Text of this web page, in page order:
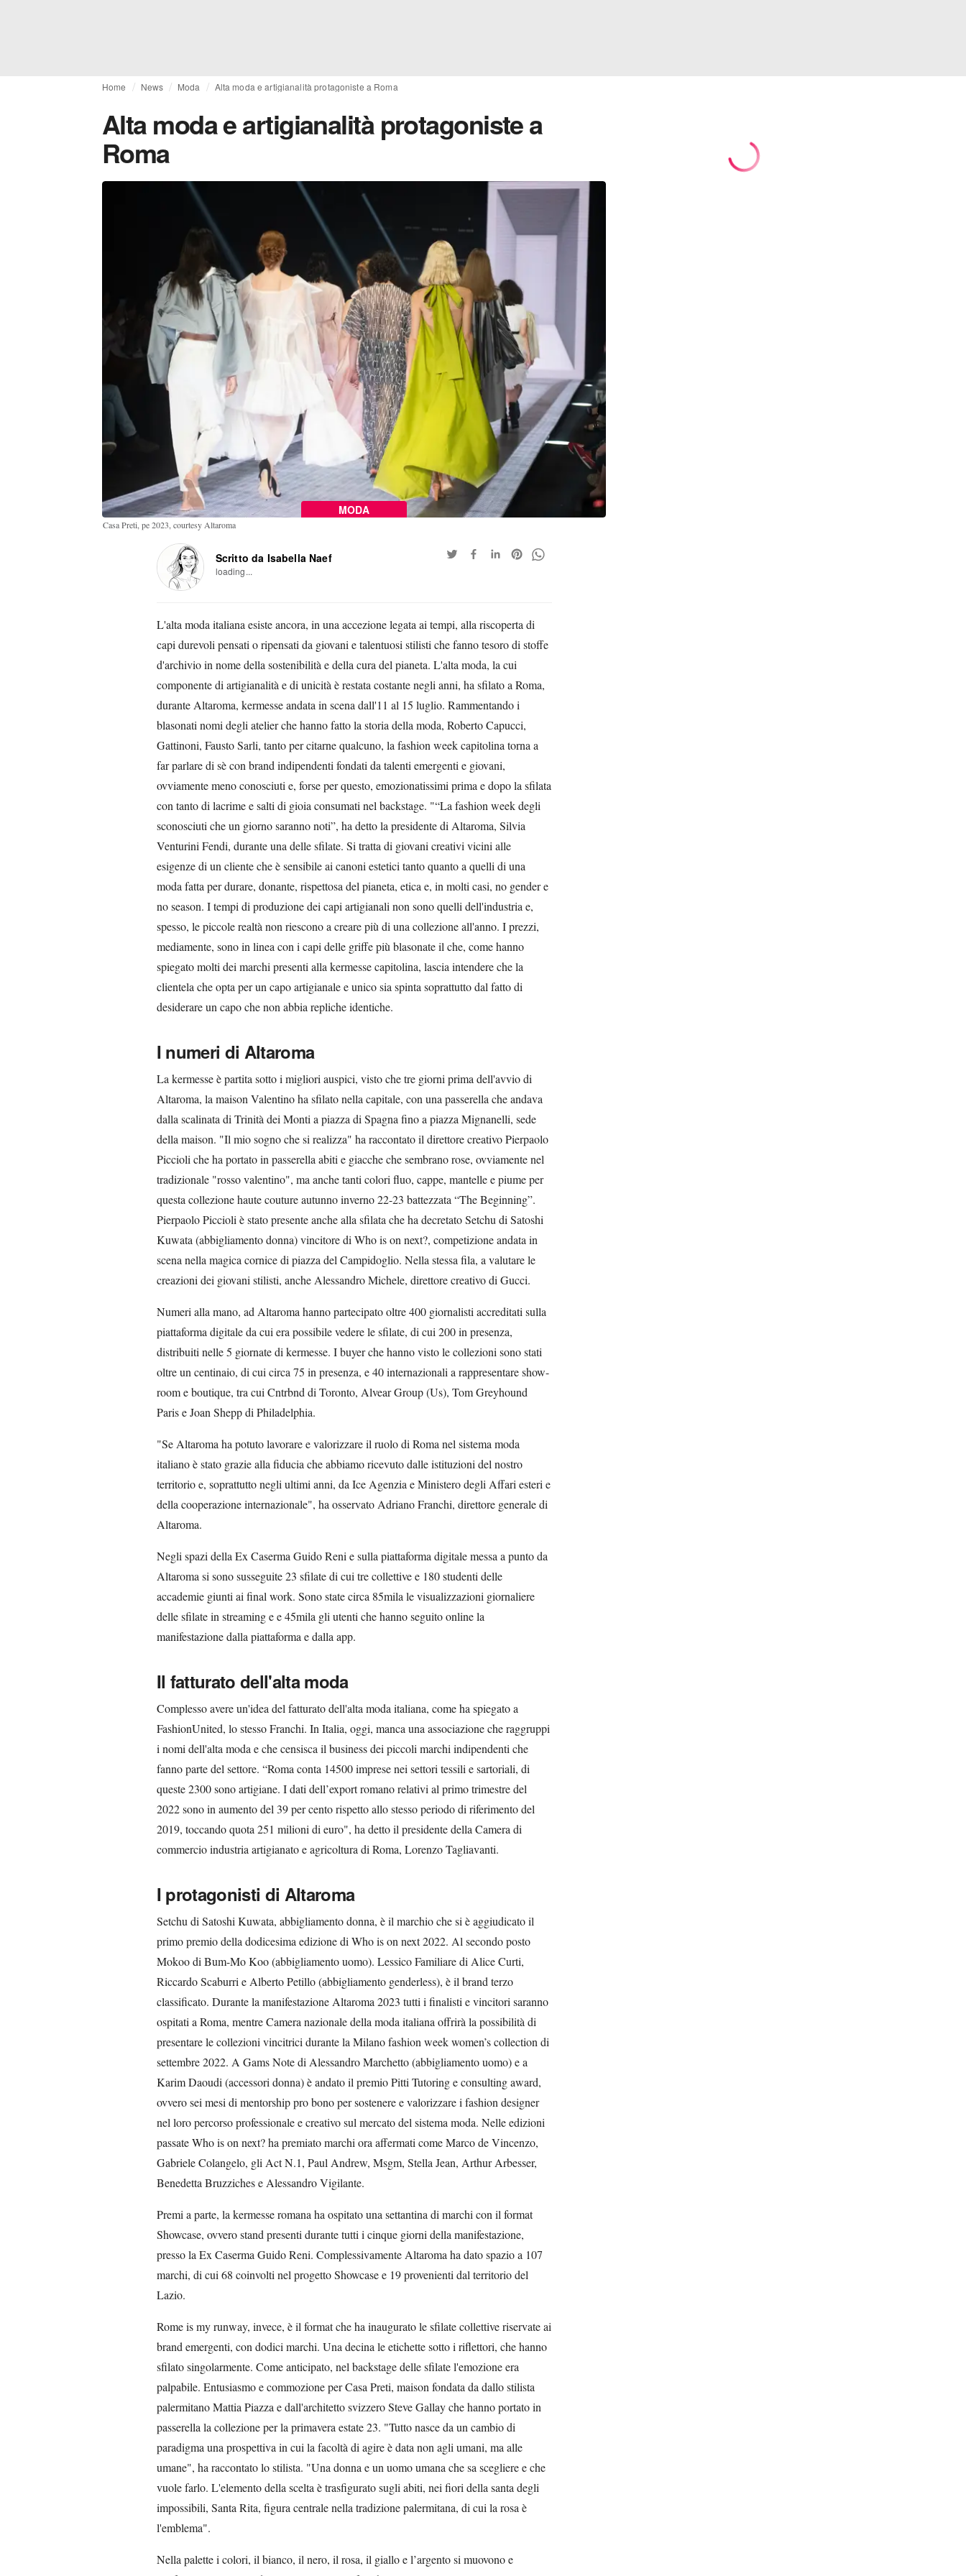
Home News Moda Alta moda e artigianalità protagoniste a Roma
Alta moda e artigianalità protagoniste a
Roma
MODA
Casa Preti, pe 2023, courtesy Altaroma
Scritto da Isabella Naef
loading...
L'alta moda italiana esiste ancora, in una accezione legata ai tempi, alla riscoperta di
capi durevoli pensati o ripensati da giovani e talentuosi stilisti che fanno tesoro di stoffe
d'archivio in nome della sostenibilità e della cura del pianeta. L'alta moda, la cui
componente di artigianalità e di unicità è restata costante negli anni, ha sfilato a Roma,
durante Altaroma, kermesse andata in scena dall'11 al 15 luglio. Rammentando i
blasonati nomi degli atelier che hanno fatto la storia della moda, Roberto Capucci,
Gattinoni, Fausto Sarli, tanto per citarne qualcuno, la fashion week capitolina torna a
far parlare di sè con brand indipendenti fondati da talenti emergenti e giovani,
ovviamente meno conosciuti e, forse per questo, emozionatissimi prima e dopo la sfilata
con tanto di lacrime e salti di gioia consumati nel backstage. "“La fashion week degli
sconosciuti che un giorno saranno noti”, ha detto la presidente di Altaroma, Silvia
Venturini Fendi, durante una delle sfilate. Si tratta di giovani creativi vicini alle
esigenze di un cliente che è sensibile ai canoni estetici tanto quanto a quelli di una
moda fatta per durare, donante, rispettosa del pianeta, etica e, in molti casi, no gender e
no season. I tempi di produzione dei capi artigianali non sono quelli dell'industria e,
spesso, le piccole realtà non riescono a creare più di una collezione all'anno. I prezzi,
mediamente, sono in linea con i capi delle griffe più blasonate il che, come hanno
spiegato molti dei marchi presenti alla kermesse capitolina, lascia intendere che la
clientela che opta per un capo artigianale e unico sia spinta soprattutto dal fatto di
desiderare un capo che non abbia repliche identiche.
I numeri di Altaroma
La kermesse è partita sotto i migliori auspici, visto che tre giorni prima dell'avvio di
Altaroma, la maison Valentino ha sfilato nella capitale, con una passerella che andava
dalla scalinata di Trinità dei Monti a piazza di Spagna fino a piazza Mignanelli, sede
della maison. "Il mio sogno che si realizza" ha raccontato il direttore creativo Pierpaolo
Piccioli che ha portato in passerella abiti e giacche che sembrano rose, ovviamente nel
tradizionale "rosso valentino", ma anche tanti colori fluo, cappe, mantelle e piume per
questa collezione haute couture autunno inverno 22-23 battezzata “The Beginning”.
Pierpaolo Piccioli è stato presente anche alla sfilata che ha decretato Setchu di Satoshi
Kuwata (abbigliamento donna) vincitore di Who is on next?, competizione andata in
scena nella magica cornice di piazza del Campidoglio. Nella stessa fila, a valutare le
creazioni dei giovani stilisti, anche Alessandro Michele, direttore creativo di Gucci.
Numeri alla mano, ad Altaroma hanno partecipato oltre 400 giornalisti accreditati sulla
piattaforma digitale da cui era possibile vedere le sfilate, di cui 200 in presenza,
distribuiti nelle 5 giornate di kermesse. I buyer che hanno visto le collezioni sono stati
oltre un centinaio, di cui circa 75 in presenza, e 40 internazionali a rappresentare show-
room e boutique, tra cui Cntrbnd di Toronto, Alvear Group (Us), Tom Greyhound
Paris e Joan Shepp di Philadelphia.
"Se Altaroma ha potuto lavorare e valorizzare il ruolo di Roma nel sistema moda
italiano è stato grazie alla fiducia che abbiamo ricevuto dalle istituzioni del nostro
territorio e, soprattutto negli ultimi anni, da Ice Agenzia e Ministero degli Affari esteri e
della cooperazione internazionale", ha osservato Adriano Franchi, direttore generale di
Altaroma.
Negli spazi della Ex Caserma Guido Reni e sulla piattaforma digitale messa a punto da
Altaroma si sono susseguite 23 sfilate di cui tre collettive e 180 studenti delle
accademie giunti ai final work. Sono state circa 85mila le visualizzazioni giornaliere
delle sfilate in streaming e e 45mila gli utenti che hanno seguito online la
manifestazione dalla piattaforma e dalla app.
Il fatturato dell'alta moda
Complesso avere un'idea del fatturato dell'alta moda italiana, come ha spiegato a
FashionUnited, lo stesso Franchi. In Italia, oggi, manca una associazione che raggruppi
i nomi dell'alta moda e che censisca il business dei piccoli marchi indipendenti che
fanno parte del settore. “Roma conta 14500 imprese nei settori tessili e sartoriali, di
queste 2300 sono artigiane. I dati dell’export romano relativi al primo trimestre del
2022 sono in aumento del 39 per cento rispetto allo stesso periodo di riferimento del
2019, toccando quota 251 milioni di euro", ha detto il presidente della Camera di
commercio industria artigianato e agricoltura di Roma, Lorenzo Tagliavanti.
I protagonisti di Altaroma
Setchu di Satoshi Kuwata, abbigliamento donna, è il marchio che si è aggiudicato il
primo premio della dodicesima edizione di Who is on next 2022. Al secondo posto
Mokoo di Bum-Mo Koo (abbigliamento uomo). Lessico Familiare di Alice Curti,
Riccardo Scaburri e Alberto Petillo (abbigliamento genderless), è il brand terzo
classificato. Durante la manifestazione Altaroma 2023 tutti i finalisti e vincitori saranno
ospitati a Roma, mentre Camera nazionale della moda italiana offrirà la possibilità di
presentare le collezioni vincitrici durante la Milano fashion week women’s collection di
settembre 2022. A Gams Note di Alessandro Marchetto (abbigliamento uomo) e a
Karim Daoudi (accessori donna) è andato il premio Pitti Tutoring e consulting award,
ovvero sei mesi di mentorship pro bono per sostenere e valorizzare i fashion designer
nel loro percorso professionale e creativo sul mercato del sistema moda. Nelle edizioni
passate Who is on next? ha premiato marchi ora affermati come Marco de Vincenzo,
Gabriele Colangelo, gli Act N.1, Paul Andrew, Msgm, Stella Jean, Arthur Arbesser,
Benedetta Bruzziches e Alessandro Vigilante.
Premi a parte, la kermesse romana ha ospitato una settantina di marchi con il format
Showcase, ovvero stand presenti durante tutti i cinque giorni della manifestazione,
presso la Ex Caserma Guido Reni. Complessivamente Altaroma ha dato spazio a 107
marchi, di cui 68 coinvolti nel progetto Showcase e 19 provenienti dal territorio del
Lazio.
Rome is my runway, invece, è il format che ha inaugurato le sfilate collettive riservate ai
brand emergenti, con dodici marchi. Una decina le etichette sotto i riflettori, che hanno
sfilato singolarmente. Come anticipato, nel backstage delle sfilate l'emozione era
palpabile. Entusiasmo e commozione per Casa Preti, maison fondata da dallo stilista
palermitano Mattia Piazza e dall'architetto svizzero Steve Gallay che hanno portato in
passerella la collezione per la primavera estate 23. "Tutto nasce da un cambio di
paradigma una prospettiva in cui la facoltà di agire è data non agli umani, ma alle
umane", ha raccontato lo stilista. "Una donna e un uomo umana che sa scegliere e che
vuole farlo. L'elemento della scelta è trasfigurato sugli abiti, nei fiori della santa degli
impossibili, Santa Rita, figura centrale nella tradizione palermitana, di cui la rosa è
l'emblema".
Nella palette i colori, il bianco, il nero, il rosa, il giallo e l’argento si muovono e